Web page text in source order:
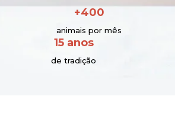
+400
animais por mês
15 anos
de tradição